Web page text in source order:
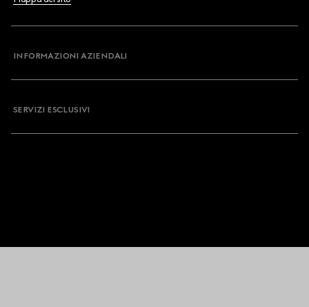
INFORMAZIONI AZIENDALI
SERVIZI ESCLUSIVI